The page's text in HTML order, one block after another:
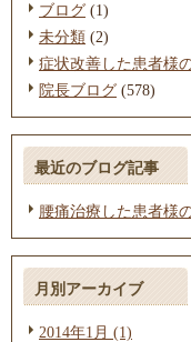
ブログ (1)
未分類 (2)
症状改善した患者様
院長ブログ (578)
最近のブログ記事
腰痛治療した患者様
月別アーカイブ
2014年1月 (1)